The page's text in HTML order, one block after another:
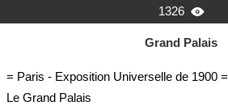
1326 
Grand Palais
= Paris - Exposition Universelle de 1900 =
Le Grand Palais